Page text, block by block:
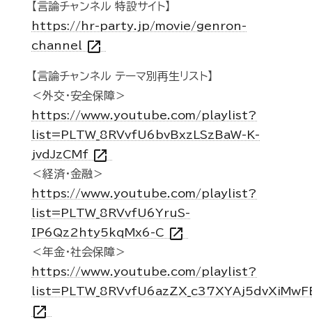
【言論チャンネル 特設サイト】
https://hr-party.jp/movie/genron-
channel open_in_new
【言論チャンネル テーマ別再生リスト】
＜外交・安全保障＞
https://www.youtube.com/playlist?
list=PLTW_8RVvfU6bvBxzLSzBaW-K-
jvdJzCMf open_in_new
＜経済・金融＞
https://www.youtube.com/playlist?
list=PLTW_8RVvfU6YruS-
IP6Qz2hty5kqMx6-C open_in_new
＜年金・社会保障＞
https://www.youtube.com/playlist?
open_in_new